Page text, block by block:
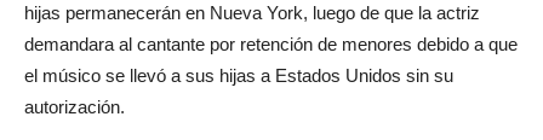
hijas permanecerán en Nueva York, luego de que la actriz
demandara al cantante por retención de menores debido a que
el músico se llevó a sus hijas a Estados Unidos sin su
autorización.